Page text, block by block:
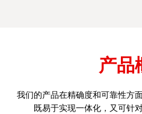
产品
我们的产品在精确度和可靠性方
既易于实现一体化，又可针